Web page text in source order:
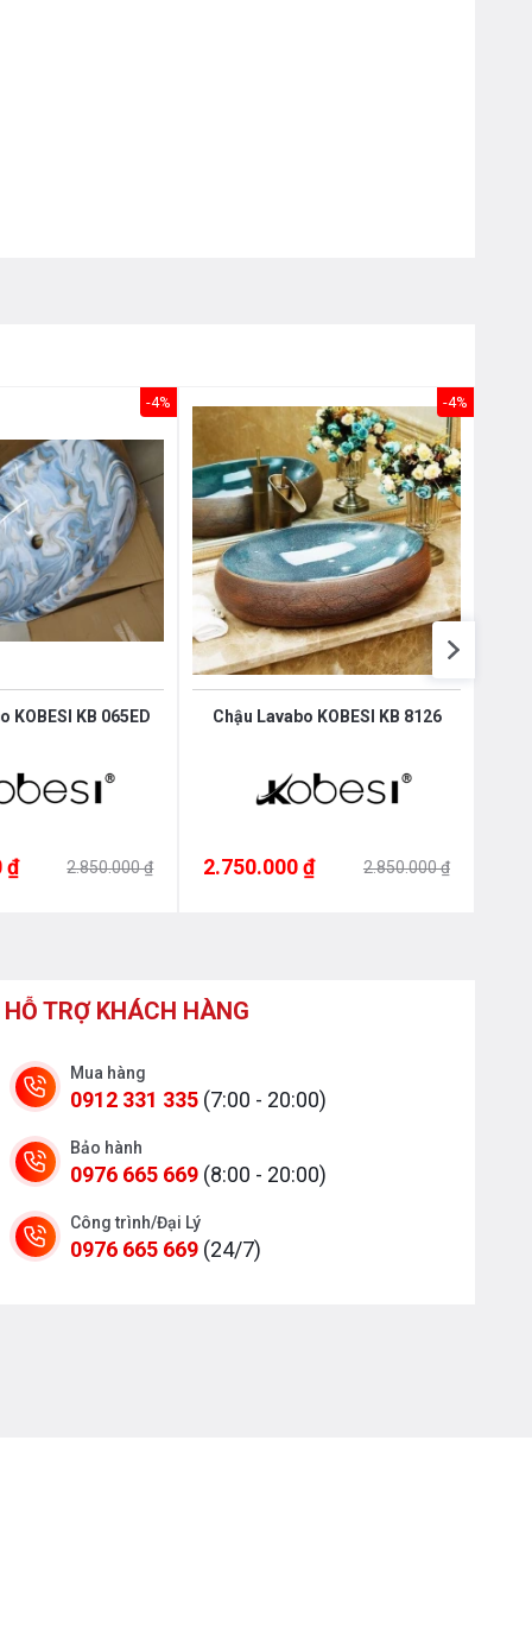
-4%
KOBESI KB 065ED
₫ 2.850.000 ₫
-4%
Chậu Lavabo KOBESI KB 8126
2.750.000 ₫ 2.850.000 ₫
HỖ TRỢ KHÁCH HÀNG
Mua hàng
0912 331 335 (7:00 - 20:00)
Bảo hành
0976 665 669 (8:00 - 20:00)
Công trình/Đại Lý
0976 665 669 (24/7)